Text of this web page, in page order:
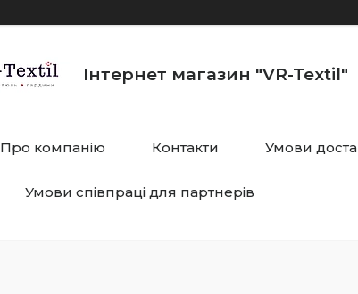
Інтернет магазин "VR-Textil"
Про компанію Контакти Умови
Умови співпраці для партнерів